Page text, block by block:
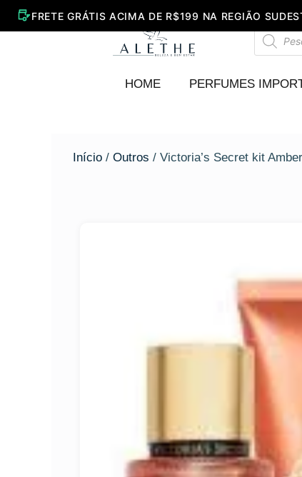
Pesquisar
produtos
HOME PERFUMES
Início / Outros / Victoria’s Secret kit